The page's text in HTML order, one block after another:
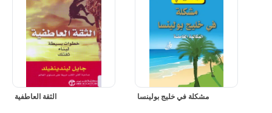
الثقة العاطفية مشكلة في خليج بولينسا